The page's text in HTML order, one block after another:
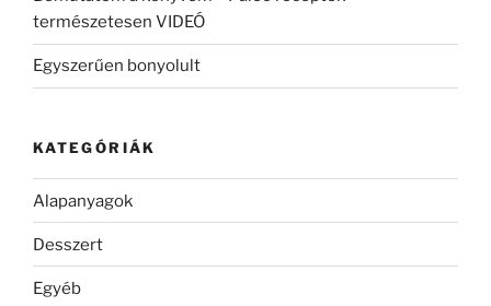
természetesen VIDEÓ
Egyszerűen bonyolult
KATEGÓRIÁK
Alapanyagok
Desszert
Egyéb